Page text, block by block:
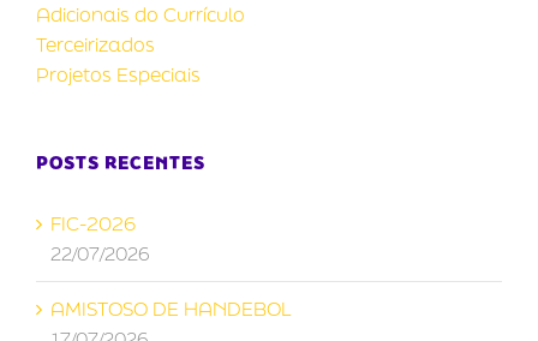
Adicionais do Currículo
Terceirizados
Projetos Especiais
POSTS RECENTES
FIC-2026
22/07/2026
AMISTOSO DE HANDEBOL